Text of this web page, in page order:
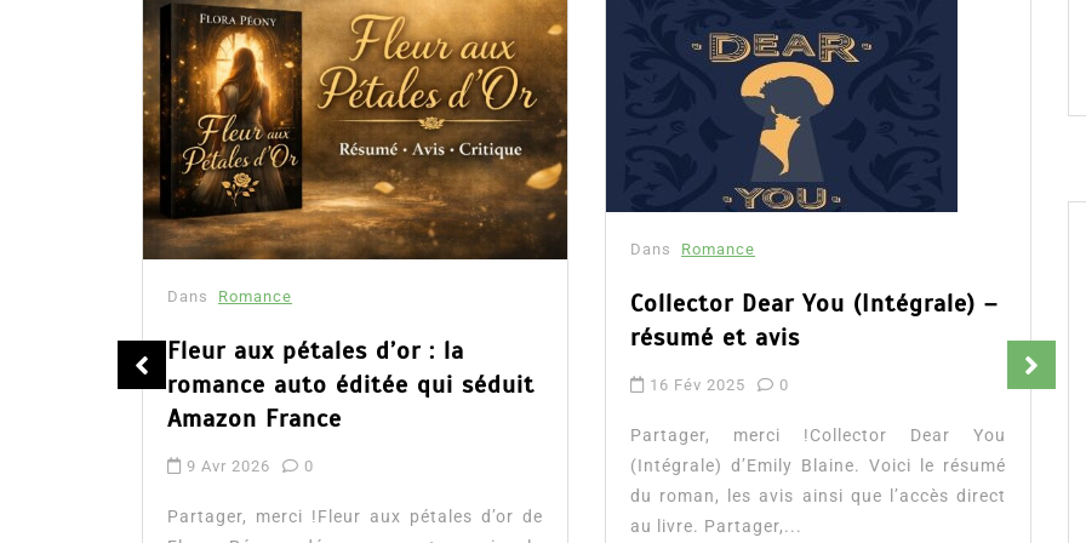
Dans Romance
Fleur aux pétales d’or : la
romance auto éditée qui séduit
Amazon France
9 Avr 2026 0
Partager, merci !Fleur aux pétales d’or de
Dans Romance
Collector Dear You (Intégrale) –
résumé et avis
16 Fév 2025 0
Partager, merci !Collector Dear You
(Intégrale) d’Emily Blaine. Voici le résumé
du roman, les avis ainsi que l’accès direct
au livre. Partager,...